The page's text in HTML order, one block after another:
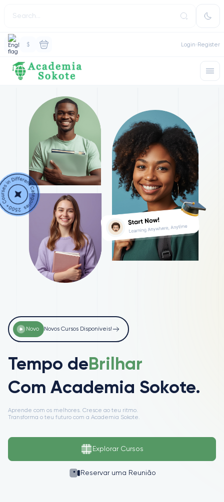
$ Login Register
Novo Novos Cursos Disponíveis!
Tempo deVen
Com Academia Sokote.
Aprende com os melhores. Cresce ao teu ritmo.
Transforma o teu futuro com a Academia Sokote.
Explorar Cursos
Reservar uma Reunião